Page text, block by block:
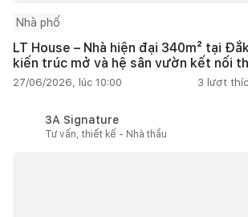
Nhà phố
LT House – Nhà hiện đại 340m² tại
kiến trúc mở và hệ sân vườn kết nối
27/06/2026, lúc 10:00 3 lượt
3A Signature
Tư vấn, thiết kế - Nhà thầu